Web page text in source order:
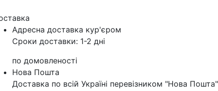
Адресна доставка кур'‎єром
Сроки доставки: 1-2 дні
по домовленості
Нова Пошта
Доставка по всій Україні перевізником "Нова Пошта"